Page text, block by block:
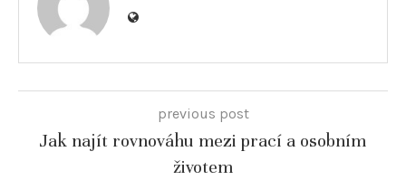
previous post
Jak najít rovnováhu mezi prací a osobním
životem